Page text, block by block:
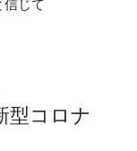
じて
コロナ